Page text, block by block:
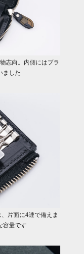
志向。内側にはブラ
ました
片面に4連で備えま
容量です